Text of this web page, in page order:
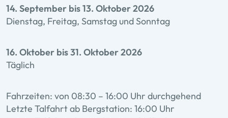
14. September bis 13. Oktober 2026
Dienstag, Freitag, Samstag und Sonntag
16. Oktober bis 31. Oktober 2026
Täglich
Fahrzeiten: von 08:30 – 16:00 Uhr durchgehend
Letzte Talfahrt ab Bergstation: 16:00 Uhr